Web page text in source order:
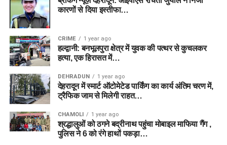
कारणों से दिया इस्तीफा…
CRIME 1 year ago
हल्द्वानी: बनभूलपुरा क्षेत्र में युवक की पत्थर से कुचलकर
हत्या, एक हिरासत में…
DEHRADUN 1 year ago
देहरादून में स्मार्ट ऑटोमेटेड पार्किंग का कार्य अंतिम चरण में,
ट्रैफिक जाम से मिलेगी राहत…
CHAMOLI 1 year ago
श्रद्धालुओं को ठगने बद्रीनाथ पहुंचा मोबाइल माफिया गैंग ,
पुलिस ने 6 को रंगे हाथों पकड़ा…